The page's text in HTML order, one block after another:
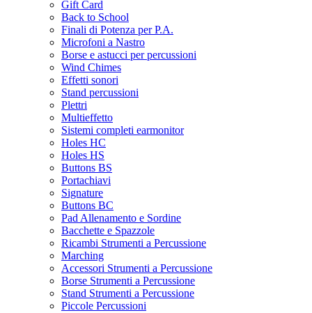
Gift Card
Back to School
Finali di Potenza per P.A.
Microfoni a Nastro
Borse e astucci per percussioni
Wind Chimes
Effetti sonori
Stand percussioni
Plettri
Multieffetto
Sistemi completi earmonitor
Holes HC
Holes HS
Buttons BS
Portachiavi
Signature
Buttons BC
Pad Allenamento e Sordine
Bacchette e Spazzole
Ricambi Strumenti a Percussione
Marching
Accessori Strumenti a Percussione
Borse Strumenti a Percussione
Stand Strumenti a Percussione
Piccole Percussioni